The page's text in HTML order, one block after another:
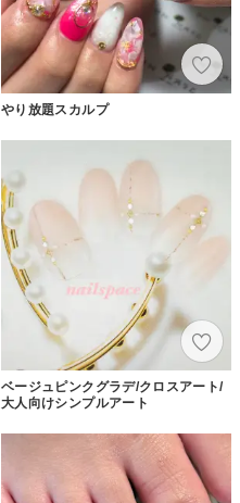
やり放題スカルプ
ベージュピンクグラデ/クロスアート/
大人向けシンプルアート